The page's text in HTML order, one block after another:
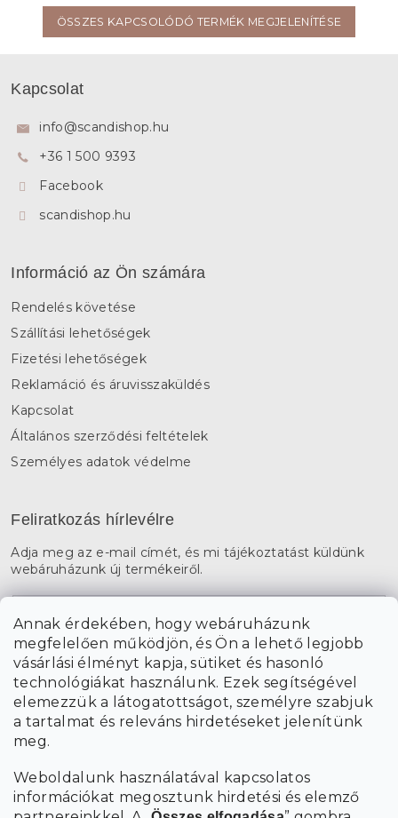
Annak érdekében, hogy webáruházunk
megfelelően működjön, és Ön a lehető legjobb
vásárlási élményt kapja, sütiket és hasonló
technológiákat használunk. Ezek segítségével
elemezzük a látogatottságot, személyre szabjuk
a tartalmat és releváns hirdetéseket jelenítünk
meg.
Weboldalunk használatával kapcsolatos
információkat megosztunk hirdetési és elemző
ÖSSZES KAPCSOLÓDÓ TERMÉK MEGJELENÍTÉSE
Kapcsolat
info@scandishop.hu
+36 1 500 9393
Facebook
scandishop.hu
Információ az Ön számára
Rendelés követése
Szállítási lehetőségek
Fizetési lehetőségek
Reklamáció és áruvisszaküldés
Kapcsolat
Általános szerződési feltételek
Személyes adatok védelme
Feliratkozás hírlevélre
Adja meg az e-mail címét, és mi tájékoztatást küldünk
webáruházunk új termékeiről.
A hírlevelekre való feliratkozással egyetérteka személyes
adatok feldolgozásával.
FELIRATKOZÁS